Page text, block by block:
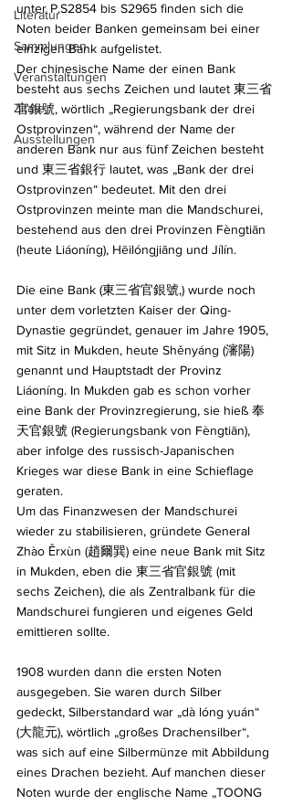
Literatur
Sammlungen
Veranstaltungen
Zitate
Ausstellungen
unter P.S2854 bis S2965 finden sich die
Noten beider Banken gemeinsam bei einer
einzigen Bank aufgelistet.
Der chinesische Name der einen Bank
besteht aus sechs Zeichen und lautet 東三省
官銀號, wörtlich „Regierungsbank der drei
Ostprovinzen“, während der Name der
anderen Bank nur aus fünf Zeichen besteht
und 東三省銀行 lautet, was „Bank der drei
Ostprovinzen“ bedeutet. Mit den drei
Ostprovinzen meinte man die Mandschurei,
bestehend aus den drei Provinzen Fèngtiān
(heute Liáoníng), Hēilóngjiāng und Jílín.
Die eine Bank (東三省官銀號,) wurde noch
unter dem vorletzten Kaiser der Qing-
Dynastie gegründet, genauer im Jahre 1905,
mit Sitz in Mukden, heute Shěnyáng (瀋陽)
genannt und Hauptstadt der Provinz
Liáoníng. In Mukden gab es schon vorher
eine Bank der Provinzregierung, sie hieß 奉
天官銀號 (Regierungsbank von Fèngtiān),
aber infolge des russisch-Japanischen
Krieges war diese Bank in eine Schieflage
geraten.
Um das Finanzwesen der Mandschurei
wieder zu stabilisieren, gründete General
Zhào Ěrxùn (趙爾巽) eine neue Bank mit Sitz
in Mukden, eben die 東三省官銀號 (mit
sechs Zeichen), die als Zentralbank für die
Mandschurei fungieren und eigenes Geld
emittieren sollte.
1908 wurden dann die ersten Noten
ausgegeben. Sie waren durch Silber
gedeckt, Silberstandard war „dà lóng yuán“
(大龍元), wörtlich „großes Drachensilber“,
was sich auf eine Silbermünze mit Abbildung
eines Drachen bezieht. Auf manchen dieser
Noten wurde der englische Name „TOONG